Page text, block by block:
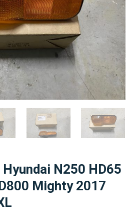
N250 HD65
Mighty 2017